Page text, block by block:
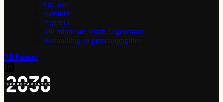
Om oss
Kontakt
Partners
Till minne av Jakob Lagercrantz
Behandling av personuppgifter
Bli Partner